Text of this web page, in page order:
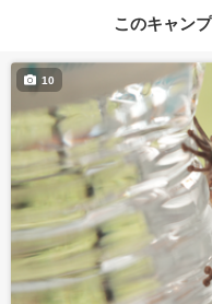
このキャン
10